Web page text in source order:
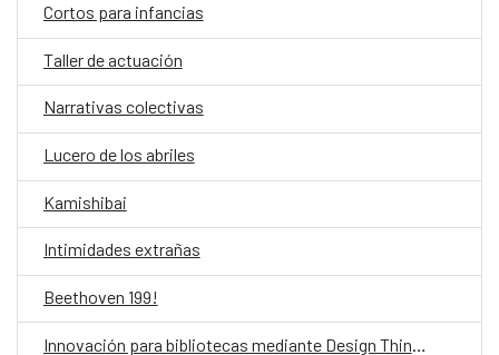
Cortos para infancias
Taller de actuación
Narrativas colectivas
Lucero de los abriles
Kamishibai
Intimidades extrañas
Beethoven 199!